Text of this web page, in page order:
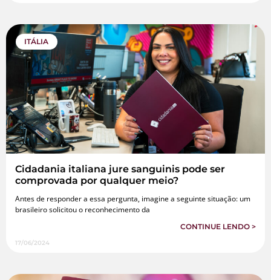
ITÁLIA
Cidadania italiana jure sanguinis pode ser
comprovada por qualquer meio?
Antes de responder a essa pergunta, imagine a seguinte situação: um
brasileiro solicitou o reconhecimento da
CONTINUE LENDO >
17/06/2024